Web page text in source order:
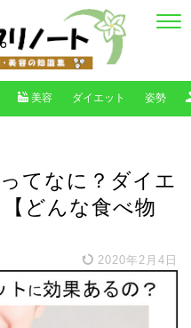
美容 ダイエット 姿勢
てなに？ダイエ
どんな食べ物
2020年2月4日